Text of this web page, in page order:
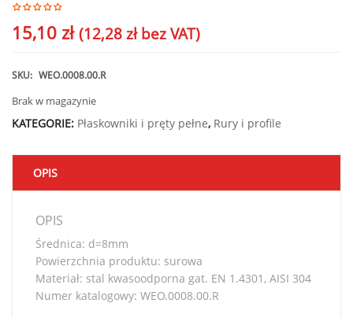
15,10 zł (12,28 złbez VAT)
SKU: WEO.0008.00.R
Brak w magazynie
KATEGORIE: Płaskowniki i pręty pełne, Rury i profile
OPIS
OPIS
Średnica: d=8mm
Powierzchnia produktu: surowa
Materiał: stal kwasoodporna gat. EN 1.4301, AISI 304
Numer katalogowy: WEO.0008.00.R